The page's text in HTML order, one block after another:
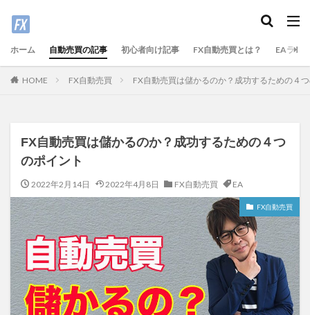
ホーム 自動売買の記事 初心者向け記事 FX自動売買とは？ EAラン
HOME FX自動売買 FX自動売買は儲かるのか？成功するための４
FX自動売買は儲かるのか？成功するための４つ
のポイント
2022年2月14日 2022年4月8日 FX自動売買 EA
FX自動売買